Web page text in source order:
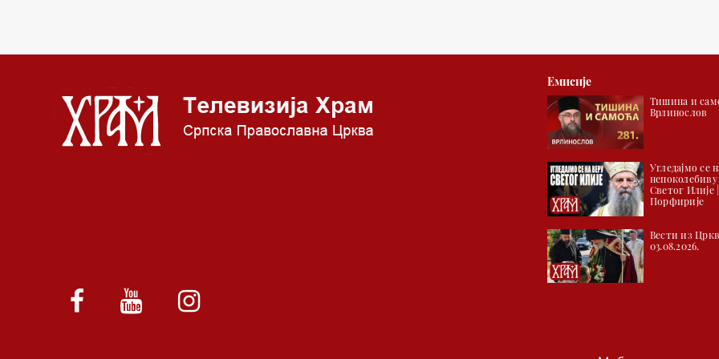
Емисије
Тишина и
Врлинослов
Угледајмо се
непоколебиву
Светог Илије
Порфирије
Вести из
03.08.2026.